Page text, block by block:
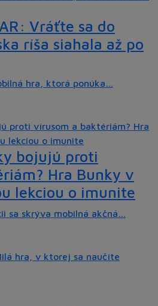
Vráťte sa do
ríša siahala až po
hra, ktorá ponúka…
bojujú proti
Hra Bunky v
lekciou o imunite
sa skrýva mobilná akčná…